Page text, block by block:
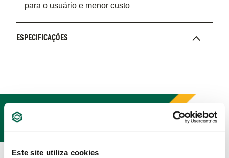
Este site utiliza cookies
para o usuário e menor custo
ESPECIFICAÇÕES
PRODUTOS
RELACIONADOS